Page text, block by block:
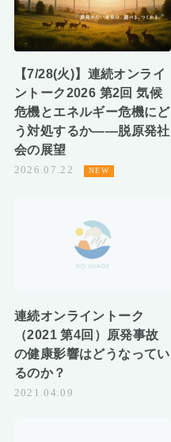
【7/28(火)】連続オンライ
ントーク2026 第2回 気候
危機とエネルギー危機にど
う対処するか――脱原発社
会の展望
2026.07.22
連続オンライントーク
（2021 第4回）原発事故
の健康影響はどうなってい
るのか？
2021.04.09